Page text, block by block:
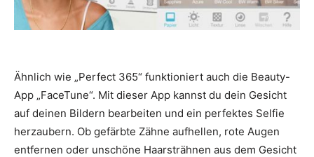
Ähnlich wie „Perfect 365“ funktioniert auch die Beauty-
App „FaceTune“. Mit dieser App kannst du dein Gesicht
auf deinen Bildern bearbeiten und ein perfektes Selfie
herzaubern. Ob gefärbte Zähne aufhellen, rote Augen
entfernen oder unschöne Haarsträhnen aus dem Gesicht